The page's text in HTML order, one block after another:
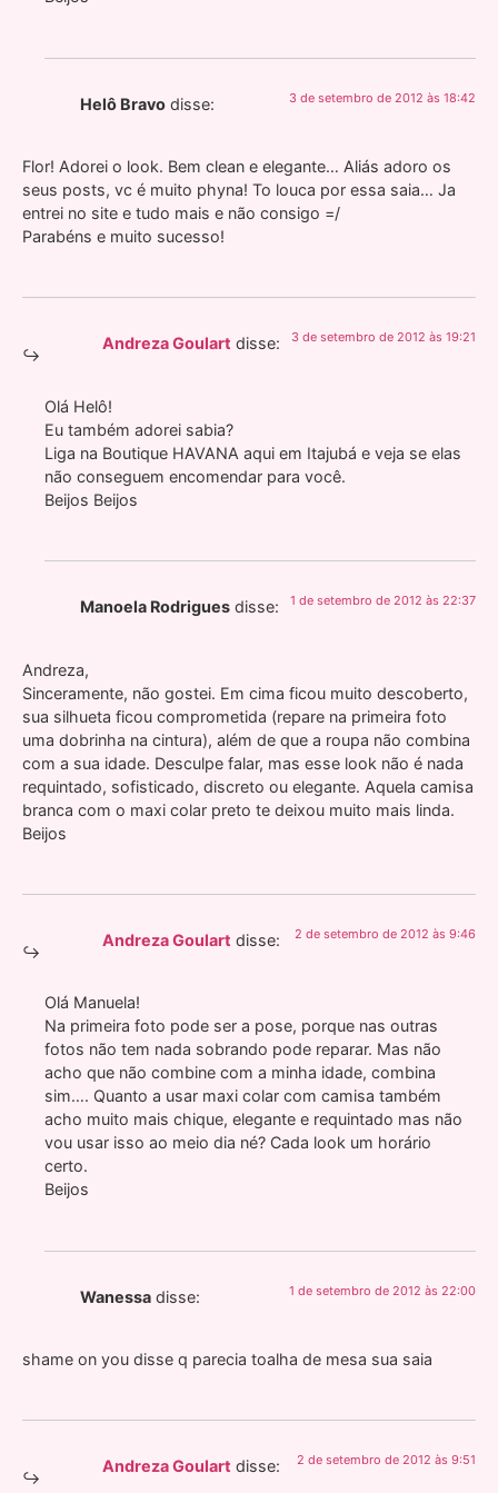
Helô Bravo disse: 3 de setembro de 2012 às 18:42
Flor! Adorei o look. Bem clean e elegante… Aliás adoro os
seus posts, vc é muito phyna! To louca por essa saia… Ja
entrei no site e tudo mais e não consigo =/
Parabéns e muito sucesso!
Andreza Goulart disse: 3 de setembro de 2012 às 19:21
Olá Helô!
Eu também adorei sabia?
Liga na Boutique HAVANA aqui em Itajubá e veja se elas
não conseguem encomendar para você.
Beijos Beijos
Manoela Rodrigues disse: 1 de setembro de 2012 às 22:37
Andreza,
Sinceramente, não gostei. Em cima ficou muito descoberto,
sua silhueta ficou comprometida (repare na primeira foto
uma dobrinha na cintura), além de que a roupa não combina
com a sua idade. Desculpe falar, mas esse look não é nada
requintado, sofisticado, discreto ou elegante. Aquela camisa
branca com o maxi colar preto te deixou muito mais linda.
Beijos
Andreza Goulart disse: 2 de setembro de 2012 às 9:46
Olá Manuela!
Na primeira foto pode ser a pose, porque nas outras
fotos não tem nada sobrando pode reparar. Mas não
acho que não combine com a minha idade, combina
sim…. Quanto a usar maxi colar com camisa também
acho muito mais chique, elegante e requintado mas não
vou usar isso ao meio dia né? Cada look um horário
certo.
Beijos
Wanessa disse: 1 de setembro de 2012 às 22:00
shame on you disse q parecia toalha de mesa sua saia
Andreza Goulart disse: 2 de setembro de 2012 às 9:51